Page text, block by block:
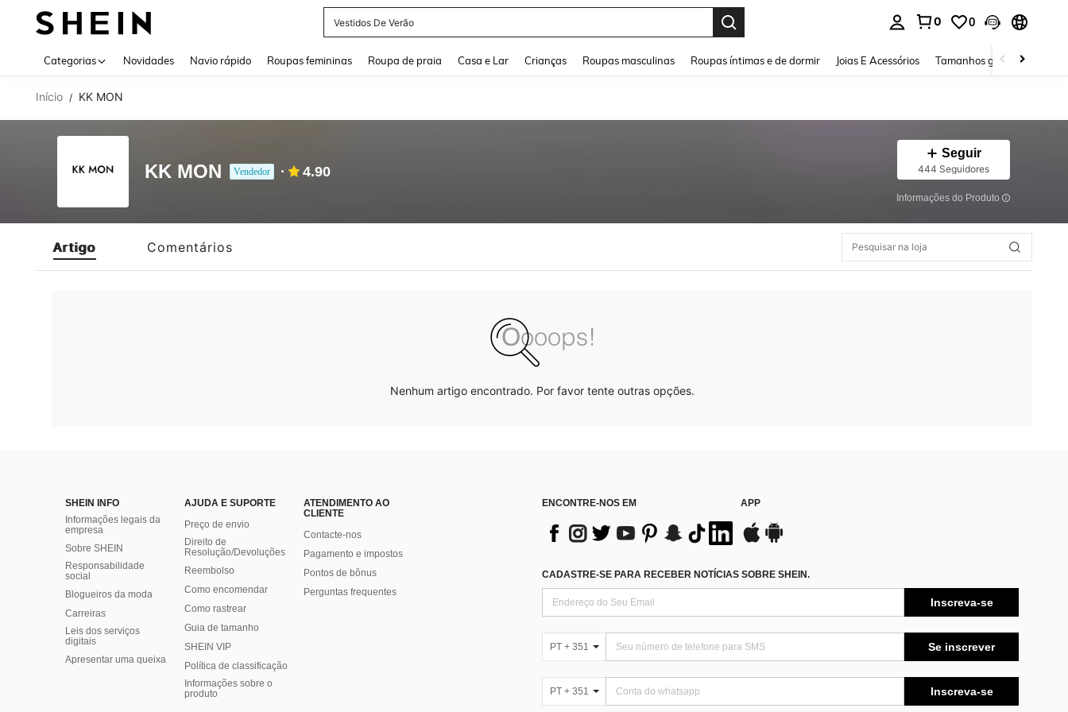
Vestidos De Verão
0 0
Categorias Novidades Navio rápido Roupas femininas Roupa de praia Casa e Lar Crianças Roupas masculinas Roupas íntimas e de dormir Joias E Acessórios Tamanhos grandes
Início / KK MON
KK MON Vendedor 4.90
Seguir
444 Seguidores
Informações do Produto
Artigo Comentários
Nenhum artigo encontrado. Por favor tente outras opções.
SHEIN INFO
Informações legais da
empresa
Sobre SHEIN
Responsabilidade
social
Blogueiros da moda
Carreiras
Leis dos serviços
digitais
Apresentar uma queixa
AJUDA E SUPORTE
Preço de envio
Direito de
Resolução/Devoluções
Reembolso
Como encomendar
Como rastrear
Guia de tamanho
SHEIN VIP
Política de classificação
​Informações sobre o
produto
ATENDIMENTO AO
CLIENTE
Contacte-nos
Pagamento e impostos
Pontos de bônus
Perguntas frequentes
ENCONTRE-NOS EM APP
CADASTRE-SE PARA RECEBER NOTÍCIAS SOBRE SHEIN.
Inscreva-se
PT + 351 Se inscrever
PT + 351 Inscreva-se